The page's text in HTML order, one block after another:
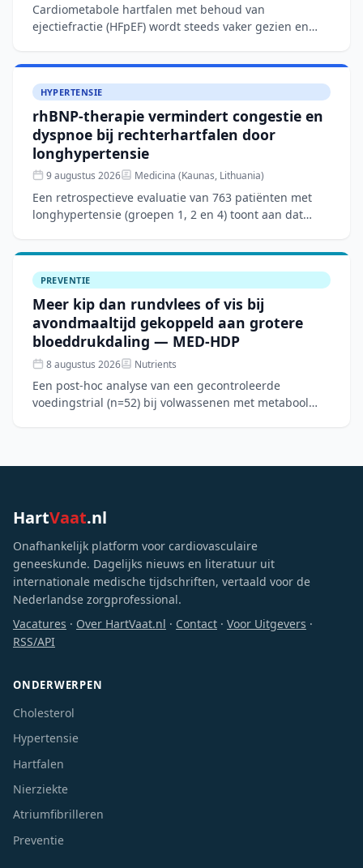
Cardiometabole hartfalen met behoud van
ejectiefractie (HFpEF) wordt steeds vaker gezien en
HYPERTENSIE
rhBNP-therapie vermindert congestie en
dyspnoe bij rechterhartfalen door
longhypertensie
9 augustus 2026 Medicina (Kaunas, Lithuania)
Een retrospectieve evaluatie van 763 patiënten met
longhypertensie (groepen 1, 2 en 4) toont aan dat
PREVENTIE
Meer kip dan rundvlees of vis bij
avondmaaltijd gekoppeld aan grotere
bloeddrukdaling — MED-HDP
8 augustus 2026 Nutrients
Een post-hoc analyse van een gecontroleerde
voedingstrial (n=52) bij volwassenen met metabool
HartVaat.nl
Onafhankelijk platform voor cardiovasculaire
geneeskunde. Dagelijks nieuws en literatuur uit
internationale medische tijdschriften, vertaald voor de
Nederlandse zorgprofessional.
Vacatures · Over HartVaat.nl · Contact · Voor Uitgevers ·
RSS/API
ONDERWERPEN
Cholesterol
Hypertensie
Hartfalen
Nierziekte
Atriumfibrilleren
Preventie